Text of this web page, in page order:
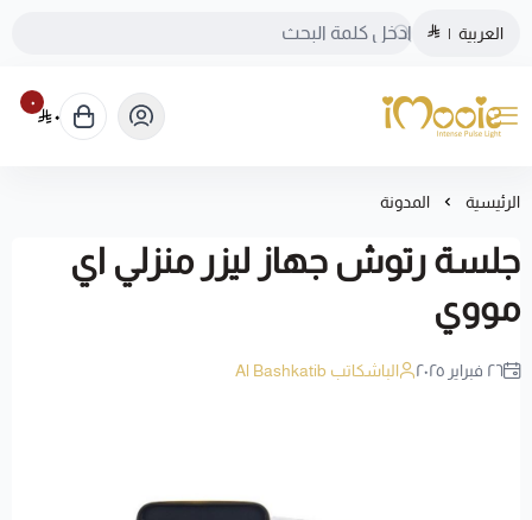
العربية |
الموقع الرسمي ليزر منزلي اي مووي
٠
٠
الرئيسية المدونة
جلسة رتوش جهاز ليزر منزلي اي
مووي
٢٦ فبراير ٢٠٢٥ الباشكاتب Al Bashkatib